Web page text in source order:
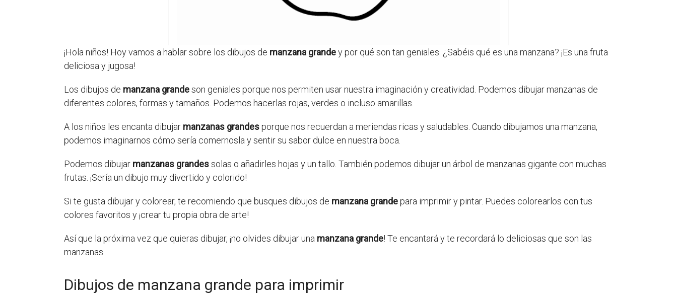
¡Hola niños! Hoy vamos a hablar sobre los dibujos de manzana grandey por qué son tan geniales. ¿Sabéis qué es una manzana? ¡Es una fruta
deliciosa y jugosa!
Los dibujos de manzana grandeson geniales porque nos permiten usar nuestra imaginación y creatividad. Podemos dibujar manzanas de
diferentes colores, formas y tamaños. Podemos hacerlas rojas, verdes o incluso amarillas.
A los niños les encanta dibujar manzanas grandesporque nos recuerdan a meriendas ricas y saludables. Cuando dibujamos una manzana,
podemos imaginarnos cómo sería comernosla y sentir su sabor dulce en nuestra boca.
Podemos dibujar manzanas grandessolas o añadirles hojas y un tallo. También podemos dibujar un árbol de manzanas gigante con muchas
frutas. ¡Sería un dibujo muy divertido y colorido!
Si te gusta dibujar y colorear, te recomiendo que busques dibujos de manzana grandepara imprimir y pintar. Puedes colorearlos con tus
colores favoritos y ¡crear tu propia obra de arte!
Así que la próxima vez que quieras dibujar, ¡no olvides dibujar una manzana grande! Te encantará y te recordará lo deliciosas que son las
manzanas.
Dibujos de manzana grande para imprimir